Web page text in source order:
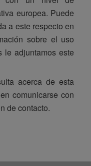
europea. Puede
a este respecto en
sobre el uso
adjuntamos este
acerca de esta
comunicarse con
de contacto.